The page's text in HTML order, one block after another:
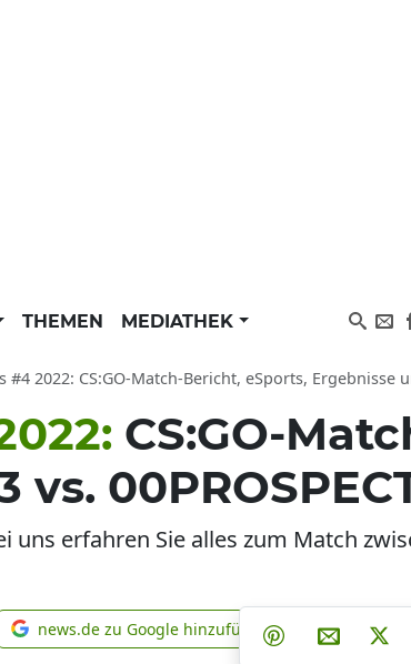
THEMEN MEDIATHEK
Match-Bericht, eSports, Ergebnisse und Tabelle vom
CS:GO-
uns erfahren Sie alles zum Match
news.de zu Google hinzufügen
news.de zu Google hinzufügen Teilen auf
Teilen auf
Per E-